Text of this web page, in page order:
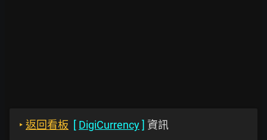
‣ 返回看板 [ DigiCurrency] 資訊